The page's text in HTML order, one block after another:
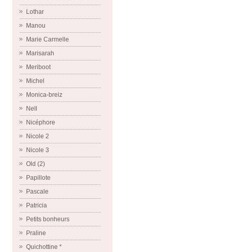
Lothar
Manou
Marie Carmelle
Marisarah
Meriboot
Michel
Monica-breiz
Nell
Nicéphore
Nicole 2
Nicole 3
Old (2)
Papillote
Pascale
Patricia
Petits bonheurs
Praline
Quichottine *